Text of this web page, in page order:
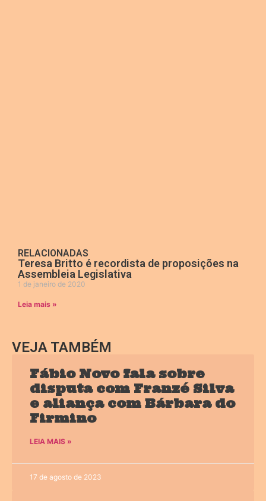
RELACIONADAS
Teresa Britto é recordista de proposições na
Assembleia Legislativa
1 de janeiro de 2020
Leia mais »
VEJA TAMBÉM
Fábio Novo fala sobre
disputa com Franzé Silva
e aliança com Bárbara do
Firmino
LEIA MAIS »
17 de agosto de 2023